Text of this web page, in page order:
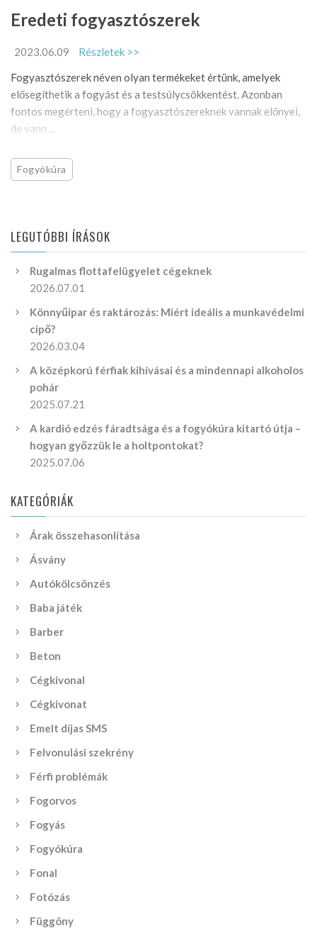
Eredeti fogyasztószerek
2023.06.09
Részletek >>
Fogyasztószerek néven olyan termékeket értünk, amelyek
elősegíthetik a fogyást és a testsúlycsökkentést. Azonban
fontos megérteni, hogy a fogyasztószereknek vannak előnyei,
de vann ...
Fogyókúra
LEGUTÓBBI ÍRÁSOK
Rugalmas flottafelügyelet cégeknek
2026.07.01
Könnyűipar és raktározás: Miért ideális a munkavédelmi
cipő?
2026.03.04
A középkorú férfiak kihívásai és a mindennapi alkoholos
pohár
2025.07.21
A kardió edzés fáradtsága és a fogyókúra kitartó útja –
hogyan győzzük le a holtpontokat?
2025.07.06
KATEGÓRIÁK
Árak összehasonlítása
Ásvány
Autókölcsönzés
Baba játék
Barber
Beton
Cégkivonal
Cégkivonat
Emelt díjas SMS
Felvonulási szekrény
Férfi problémák
Fogorvos
Fogyás
Fogyókúra
Fonal
Fotózás
Függöny